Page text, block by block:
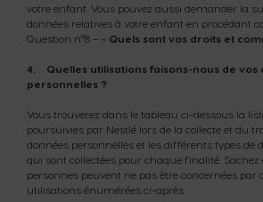
votre enfant. Vous pouvez aussi demander la
données relatives à votre enfant en procédant
Question n°8 – « Quels sont vos droits et
4. Quelles utilisations faisons-nous de vos
personnelles ?
Vous trouverez dans le tableau ci-dessous la
poursuivies par Nestlé lors de la collecte et du
données personnelles et les différents types de
qui sont collectées pour chaque finalité.
personnes peuvent ne pas être concernées par
utilisations énumérées ci-après.